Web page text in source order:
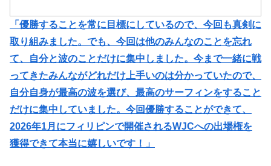
「優勝することを常に目標にしているので、今回も真剣に
取り組みました。でも、今回は他のみんなのことを忘れ
て、自分と波のことだけに集中しました。今まで一緒に戦
ってきたみんながどれだけ上手いのは分かっていたので、
自分自身が最高の波を選び、最高のサーフィンをすること
だけに集中していました。今回優勝することができて、
2026年1月にフィリピンで開催されるWJCへの出場権を
獲得できて本当に嬉しいです！」